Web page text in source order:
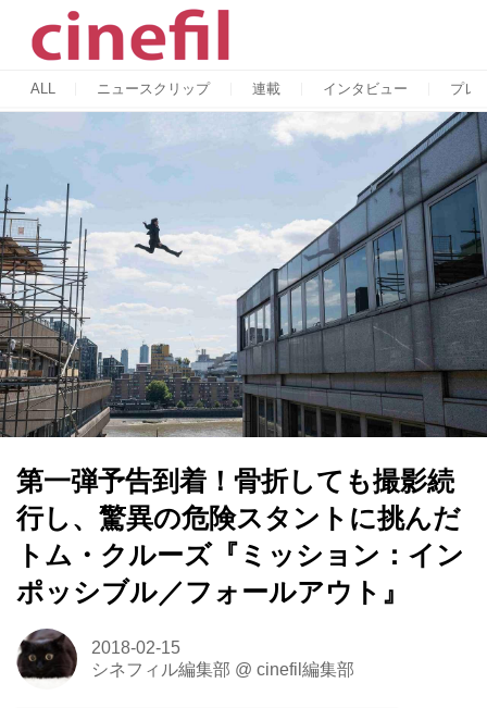
ALL ニュースクリップ 連載 インタビュー プレ
第一弾予告到着！骨折しても撮影続
行し、驚異の危険スタントに挑んだ
トム・クルーズ『ミッション：イン
ポッシブル／フォールアウト』
2018-02-15
シネフィル編集部 @ cinefil編集部